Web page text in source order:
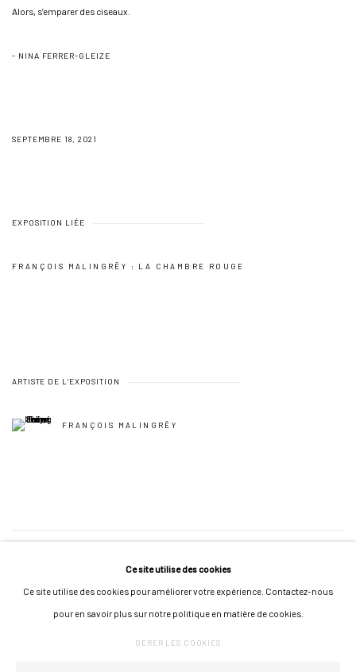
Alors, s’emparer des ciseaux.
- NINA FERRER-GLEIZE
SEPTEMBRE 18, 2021
EXPOSITION LIÉE
FRANÇOIS MALINGRËY : LA CHAMBRE ROUGE
ARTISTE DE L'EXPOSITION
FRANÇOIS MALINGRËY
Ce site utilise des cookies
Ce site utilise des cookies pour améliorer votre expérience. Contactez-nous
pour en savoir plus sur notre politique en matière de cookies.
GÉRER LES COOKIES